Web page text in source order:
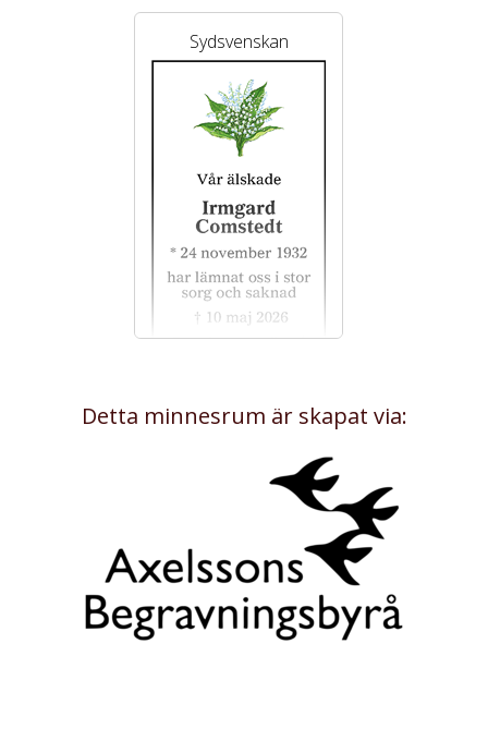
Sydsvenskan
Detta minnesrum är skapat via: